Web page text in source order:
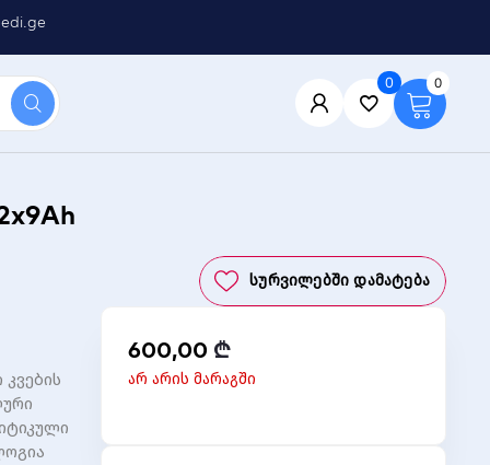
0
0
Სურვილებში Დამატება
კვების
600,00 ₾
არ არის მარაგში